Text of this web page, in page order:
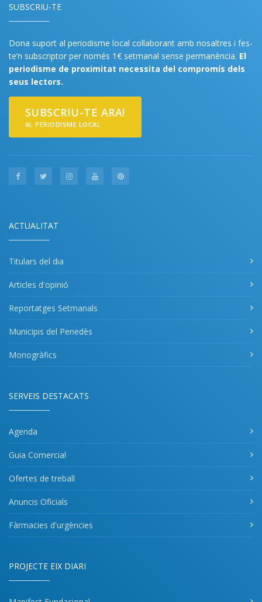
SUBSCRIU-TE
Dona suport al periodisme local col·laborant amb nosaltres i fes-
te’n subscriptor per només 1€ setmanal sense permanència. El
periodisme de proximitat necessita del compromís dels
seus lectors.
SUBSCRIU-TE ARA!
AL PERIODISME LOCAL
ACTUALITAT
Titulars del dia
Articles d'opinió
Reportatges Setmanals
Municipis del Penedès
Monogràfics
SERVEIS DESTACATS
Agenda
Guia Comercial
Ofertes de treball
Anuncis Oficials
Fàrmacies d'urgències
PROJECTE EIX DIARI